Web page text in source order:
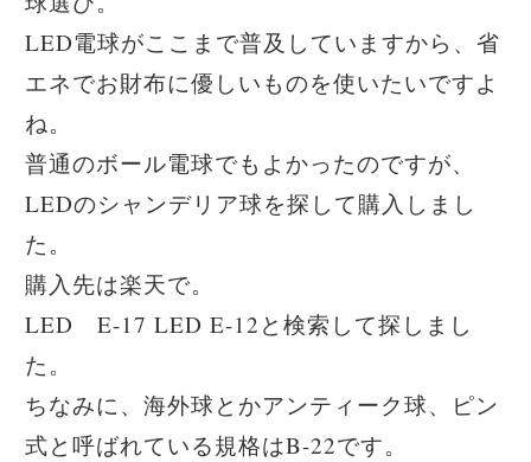
LED電球がここまで普及していますから、省
エネでお財布に優しいものを使いたいですよ
ね。
普通のボール電球でもよかったのですが、
LEDのシャンデリア球を探して購入しまし
た。
購入先は楽天で。
LED E-17 LED E-12と検索して探しまし
た。
ちなみに、海外球とかアンティーク球、ピン
式と呼ばれている規格はB-22です。